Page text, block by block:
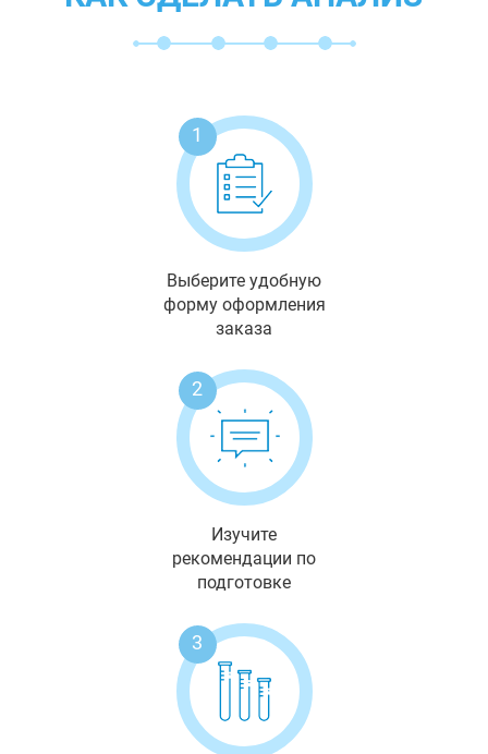
1
Выберите удобную
форму оформления
заказа
2
Изучите
рекомендации по
подготовке
3